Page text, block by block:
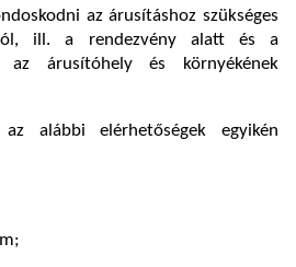
az árusításhoz szükséges
ill. a rendezvény alatt és a
az árusítóhely és környékének
alábbi elérhetőségek egyikén